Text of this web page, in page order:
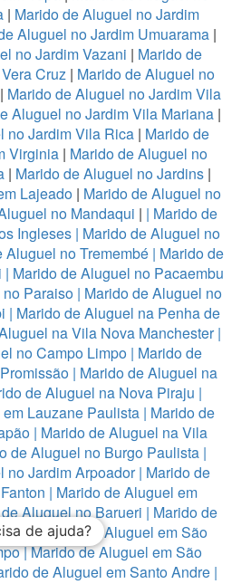
| Marido de Aluguel no Jardim
Aluguel no Jardim Umuarama|
no Jardim Vazani | Marido de
Cruz | Marido de Aluguel no
Marido de Aluguel no Jardim Vila
Aluguel no Jardim Vila Mariana|
no Jardim Vila Rica | Marido de
Virginia | Marido de Aluguel no
| Marido de Aluguel no Jardins |
Lajeado | Marido de Aluguel no
no Mandaqui | | Marido de
Ingleses | Marido de Aluguel no
Aluguel no Tremembé | Marido de
| Marido de Aluguel no Pacaembu
Paraiso| Marido de Aluguel no
| Marido de Aluguel na Penha de
na Vila Nova Manchester|
no Campo Limpo| Marido de
| Marido de Aluguel na
de Aluguel na Nova Piraju |
Lauzane Paulista| Marido de
| Marido de Aluguel na Vila
de Aluguel no Burgo Paulista |
no Jardim Arpoador| Marido de
| Marido de Aluguel em
Aluguel no Barueri | Marido de
|Marido de Aluguel em São
|Marido de Aluguel em São
de Aluguel em Santo Andre|
de ajuda?